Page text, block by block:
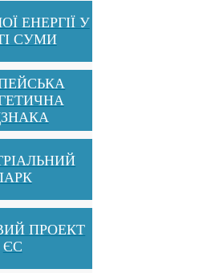
ЕНЕРГІЇ У
СУМИ
ПРОЕКТ
ЄС